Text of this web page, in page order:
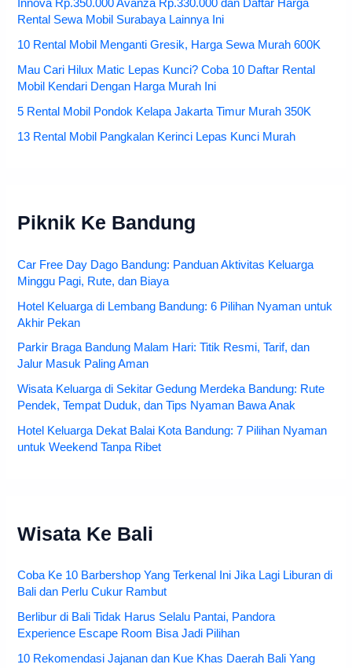
Innova Rp.350.000 Avanza Rp.330.000 dan Daftar Harga
Rental Sewa Mobil Surabaya Lainnya Ini
10 Rental Mobil Menganti Gresik, Harga Sewa Murah 600K
Mau Cari Hilux Matic Lepas Kunci? Coba 10 Daftar Rental
Mobil Kendari Dengan Harga Murah Ini
5 Rental Mobil Pondok Kelapa Jakarta Timur Murah 350K
13 Rental Mobil Pangkalan Kerinci Lepas Kunci Murah
Piknik Ke Bandung
Car Free Day Dago Bandung: Panduan Aktivitas Keluarga
Minggu Pagi, Rute, dan Biaya
Hotel Keluarga di Lembang Bandung: 6 Pilihan Nyaman untuk
Akhir Pekan
Parkir Braga Bandung Malam Hari: Titik Resmi, Tarif, dan
Jalur Masuk Paling Aman
Wisata Keluarga di Sekitar Gedung Merdeka Bandung: Rute
Pendek, Tempat Duduk, dan Tips Nyaman Bawa Anak
Hotel Keluarga Dekat Balai Kota Bandung: 7 Pilihan Nyaman
untuk Weekend Tanpa Ribet
Wisata Ke Bali
Coba Ke 10 Barbershop Yang Terkenal Ini Jika Lagi Liburan di
Bali dan Perlu Cukur Rambut
Berlibur di Bali Tidak Harus Selalu Pantai, Pandora
Experience Escape Room Bisa Jadi Pilihan
10 Rekomendasi Jajanan dan Kue Khas Daerah Bali Yang